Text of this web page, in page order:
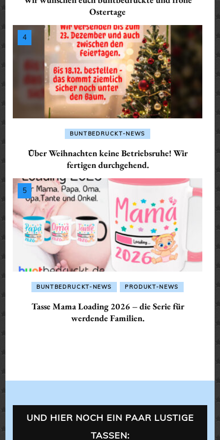
Ostertage
BUNTBEDRUCKT-NEWS
Über Weihnachten keine Betriebsruhe! Wir
fertigen durchgehend.
BUNTBEDRUCKT-NEWS PRODUKT-NEWS
Tasse Mama Loading 2026 – die Serie für
werdende Familien.
UND HIER NOCH EIN PAAR LUSTIGE
TASSEN: